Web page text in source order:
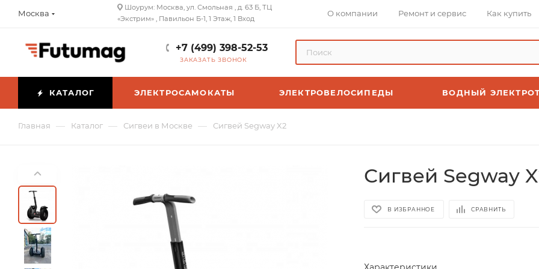
Москва
Шоурум: Москва, ул. Смольная , д. 63 Б, ТЦ
«Экстрим» , Павильон Б-1, 1 Этаж, 1 Вход
О компании Ремонт и сервис Как купить
+7 (499) 398-52-53
ЗАКАЗАТЬ ЗВОНОК
КАТАЛОГ ЭЛЕКТРОСАМОКАТЫ ЭЛЕКТРОВЕЛОСИПЕДЫ ВОДНЫЙ
Главная — Каталог — Сигвеи в Москве — Сигвей Segway X2
Сигвей Segway
В ИЗБРАННОЕ СРАВНИТЬ